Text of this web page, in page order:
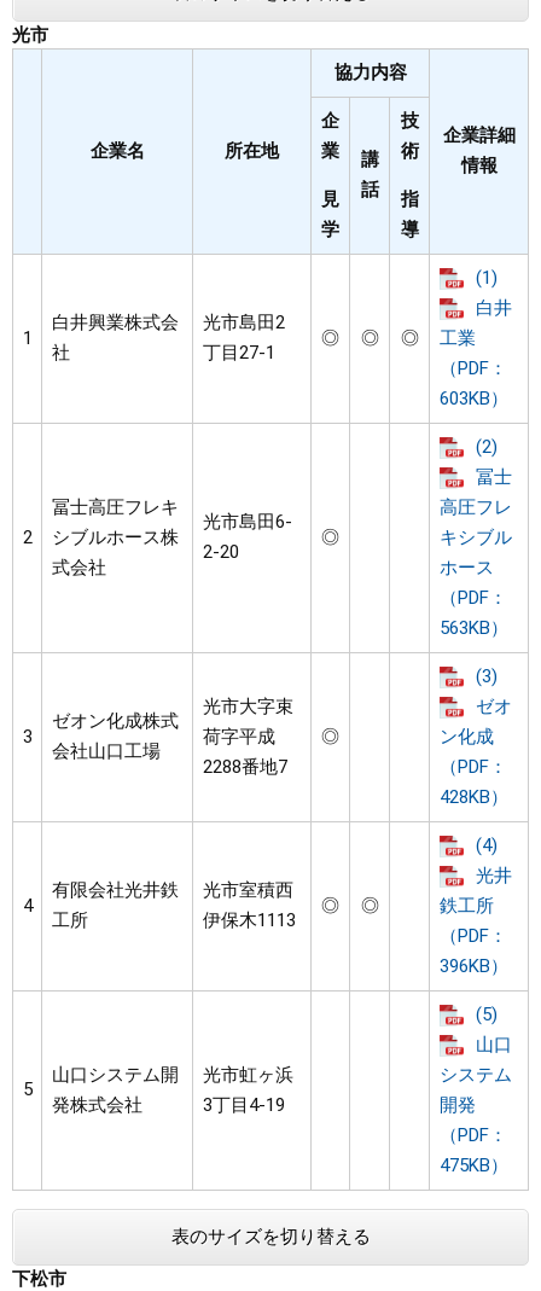
光市
企業名 所在地
協力内容
企業詳細
情報
企
業
見
学
講
話
技
術
指
導
1
白井興業株式会
社
光市島田2
丁目27-1
◎ ◎ ◎
(1)
白井
工業
（PDF：
603KB）
2
冨士高圧フレキ
シブルホース株
式会社
光市島田6-
2-20
◎
(2)
冨士
高圧フレ
キシブル
ホース
（PDF：
563KB）
3
ゼオン化成株式
会社山口工場
光市大字束
荷字平成
2288番地7
◎
(3)
ゼオ
ン化成
（PDF：
428KB）
4
有限会社光井鉄
工所
光市室積西
伊保木1113
◎ ◎
(4)
光井
鉄工所
（PDF：
396KB）
5
山口システム開
発株式会社
光市虹ヶ浜
3丁目4-19
(5)
山口
システム
開発
（PDF：
475KB）
表のサイズを切り替える
下松市